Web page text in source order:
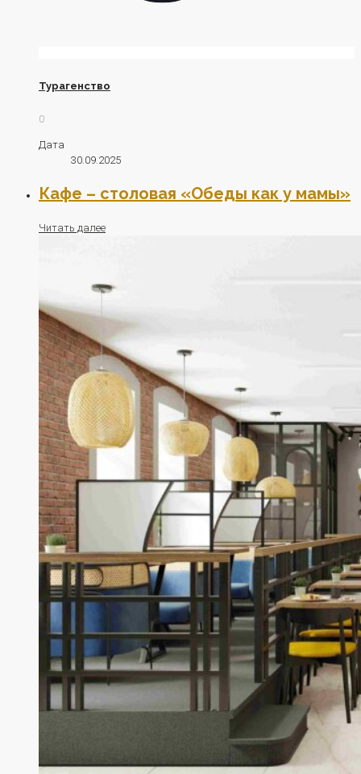
Турагенство
0
Дата
30.09.2025
Кафе – столовая «Обеды как у мамы»
Читать далее